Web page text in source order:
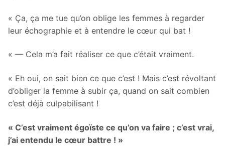
« Ça, ça me tue qu’on oblige les femmes à regarder
leur échographie et à entendre le cœur qui bat !
« — Cela m’a fait réaliser ce que c’était vraiment.
« Eh oui, on sait bien ce que c’est ! Mais c’est révoltant
d’obliger la femme à subir ça, quand on sait combien
c’est déjà culpabilisant !
« C’est vraiment égoïste ce qu’on va faire ; c’est vrai,
j’ai entendu le cœur battre ! »